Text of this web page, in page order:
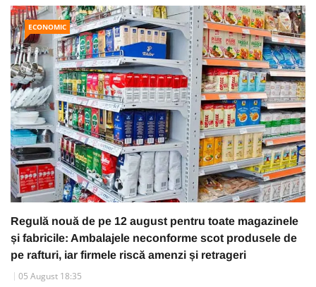
ECONOMIC
Regulă nouă de pe 12 august pentru toate magazinele
și fabricile: Ambalajele neconforme scot produsele de
pe rafturi, iar firmele riscă amenzi și retrageri
05 August 18:35